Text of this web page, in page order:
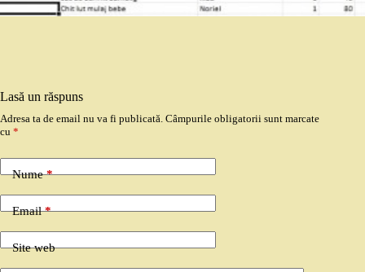
Lasă un răspuns
Adresa ta de email nu va fi publicată. Câmpurile obligatorii sunt marcate
cu *
Nume*
Email*
Site web